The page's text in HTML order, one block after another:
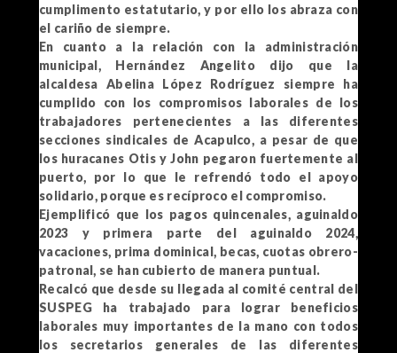
cumplimento estatutario, y por ello los abraza con
el cariño de siempre.
En cuanto a la relación con la administración
municipal, Hernández Angelito dijo que la
alcaldesa Abelina López Rodríguez siempre ha
cumplido con los compromisos laborales de los
trabajadores pertenecientes a las diferentes
secciones sindicales de Acapulco, a pesar de que
los huracanes Otis y John pegaron fuertemente al
puerto, por lo que le refrendó todo el apoyo
solidario, porque es recíproco el compromiso.
Ejemplificó que los pagos quincenales, aguinaldo
2023 y primera parte del aguinaldo 2024,
vacaciones, prima dominical, becas, cuotas obrero-
patronal, se han cubierto de manera puntual.
Recalcó que desde su llegada al comité central del
SUSPEG ha trabajado para lograr beneficios
laborales muy importantes de la mano con todos
los secretarios generales de las diferentes